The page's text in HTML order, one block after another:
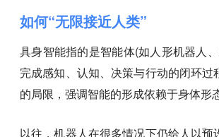
如何“无限接近人类”
具身智能指的是智能体(如人形机器人
完成感知、认知、决策与行动的闭环
的局限，强调智能的形成依赖于身体形
以往，机器人在很多情况下仍给人以